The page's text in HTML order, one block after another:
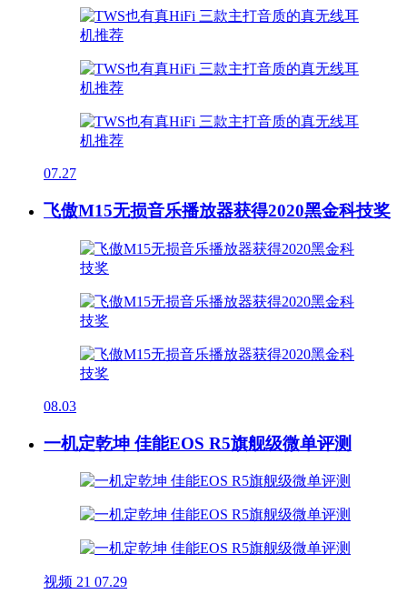
07.27
飞傲M15无损音乐播放器获得2020黑金科技奖
08.03
一机定乾坤 佳能EOS R5旗舰级微单评测
视频 21 07.29